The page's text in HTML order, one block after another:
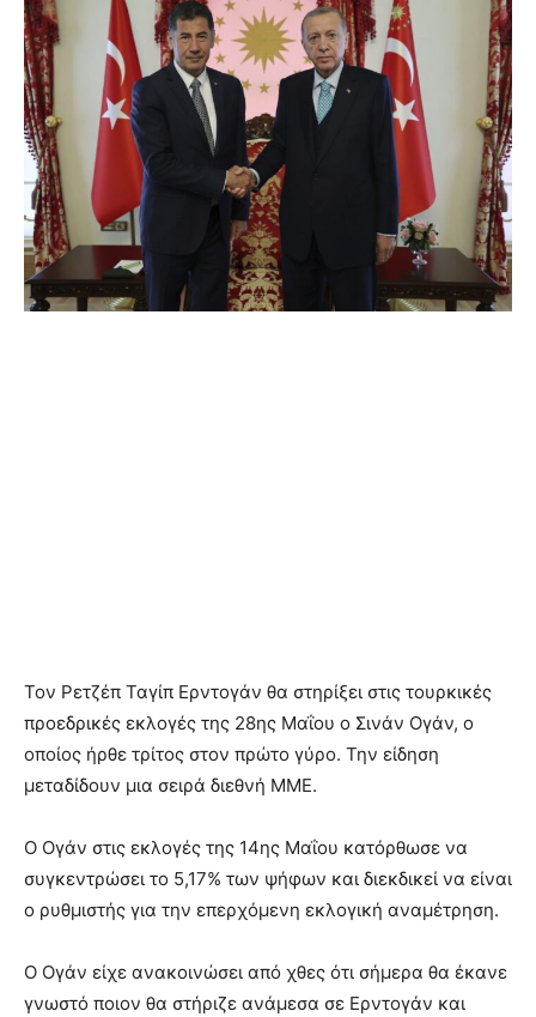
Τον Ρετζέπ Ταγίπ Ερντογάν θα στηρίξει στις τουρκικές
προεδρικές εκλογές της 28ης Μαΐου ο Σινάν Ογάν, ο
οποίος ήρθε τρίτος στον πρώτο γύρο. Την είδηση
μεταδίδουν μια σειρά διεθνή ΜΜΕ.
Ο Ογάν στις εκλογές της 14ης Μαΐου κατόρθωσε να
συγκεντρώσει το 5,17% των ψήφων και διεκδικεί να είναι
ο ρυθμιστής για την επερχόμενη εκλογική αναμέτρηση.
Ο Ογάν είχε ανακοινώσει από χθες ότι σήμερα θα έκανε
γνωστό ποιον θα στήριζε ανάμεσα σε Ερντογάν και